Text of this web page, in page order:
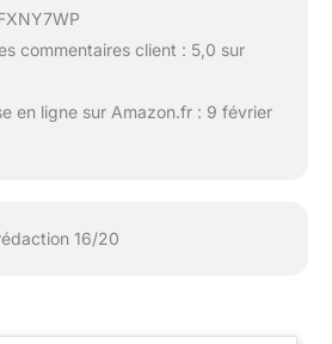
commentaires client : 5,0 sur
en ligne sur Amazon.fr : 9 février
16/20